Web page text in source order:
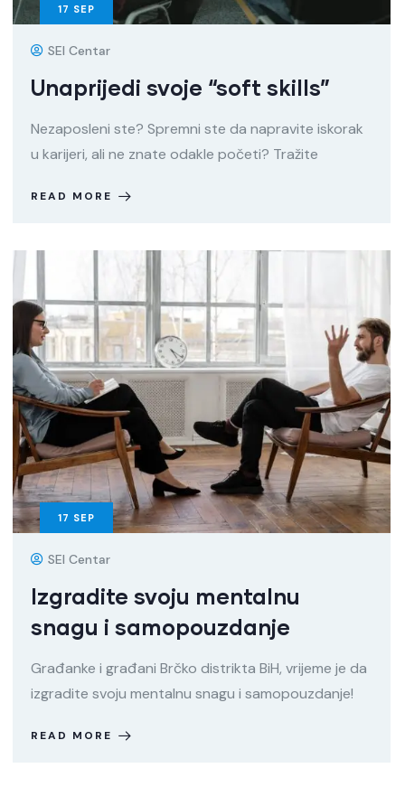
17 SEP
SEI Centar
Unaprijedi svoje “soft skills”
Nezaposleni ste? Spremni ste da napravite iskorak
u karijeri, ali ne znate odakle početi? Tražite
READ MORE
17 SEP
SEI Centar
Izgradite svoju mentalnu
snagu i samopouzdanje
Građanke i građani Brčko distrikta BiH, vrijeme je da
izgradite svoju mentalnu snagu i samopouzdanje!
READ MORE